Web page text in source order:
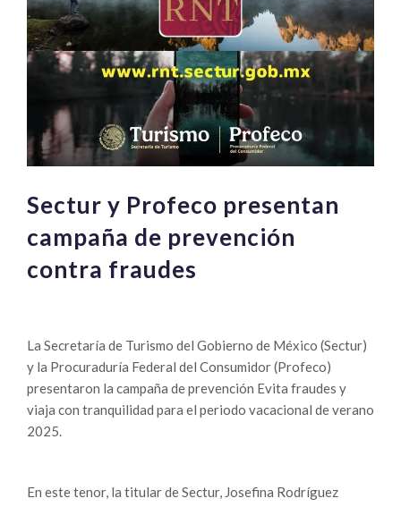
Sectur y Profeco presentan
campaña de prevención
contra fraudes
La Secretaría de Turismo del Gobierno de México (Sectur)
y la Procuraduría Federal del Consumidor (Profeco)
presentaron la campaña de prevención Evita fraudes y
viaja con tranquilidad para el periodo vacacional de verano
2025.
En este tenor, la titular de Sectur, Josefina Rodríguez